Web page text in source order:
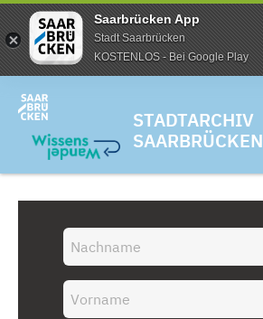
Saarbrücken App
Stadt Saarbrücken
KOSTENLOS - Bei Google Play
STADTARCHIV
SAARBRÜCKEN